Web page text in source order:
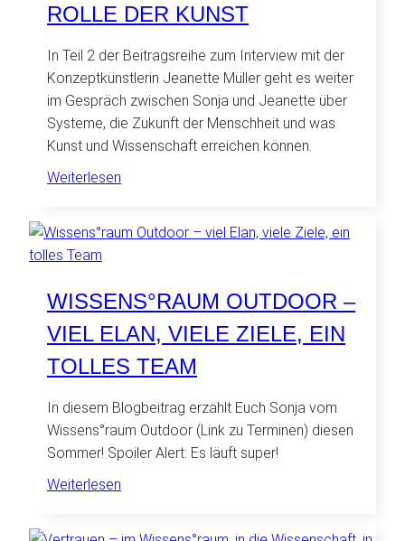
ROLLE DER KUNST
In Teil 2 der Beitragsreihe zum Interview mit der
Konzeptkünstlerin Jeanette Müller geht es weiter
im Gespräch zwischen Sonja und Jeanette über
Systeme, die Zukunft der Menschheit und was
Kunst und Wissenschaft erreichen können.
Weiterlesen
und
Rolle
der
Kunst
WISSENS°RAUM OUTDOOR –
VIEL ELAN, VIELE ZIELE, EIN
TOLLES TEAM
In diesem Blogbeitrag erzählt Euch Sonja vom
Wissens°raum Outdoor (Link zu Terminen) diesen
Sommer! Spoiler Alert: Es läuft super!
Weiterlesen